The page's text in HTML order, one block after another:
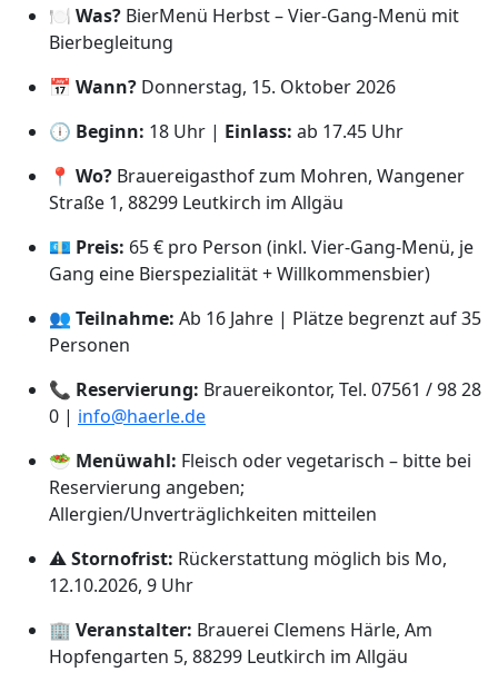
🍽️ Was? BierMenü Herbst – Vier-Gang-Menü mit
Bierbegleitung
📅 Wann? Donnerstag, 15. Oktober 2026
🕕 Beginn: 18 Uhr | Einlass: ab 17.45 Uhr
📍 Wo? Brauereigasthof zum Mohren, Wangener
Straße 1, 88299 Leutkirch im Allgäu
💶 Preis: 65 € pro Person (inkl. Vier-Gang-Menü, je
Gang eine Bierspezialität + Willkommensbier)
👥 Teilnahme: Ab 16 Jahre | Plätze begrenzt auf 35
Personen
📞 Reservierung: Brauereikontor, Tel. 07561 / 98 28
0 | info@haerle.de
🥗 Menüwahl: Fleisch oder vegetarisch – bitte bei
Reservierung angeben;
Allergien/Unverträglichkeiten mitteilen
⚠️Stornofrist: Rückerstattung möglich bis Mo,
12.10.2026, 9 Uhr
🏢 Veranstalter: Brauerei Clemens Härle, Am
Hopfengarten 5, 88299 Leutkirch im Allgäu